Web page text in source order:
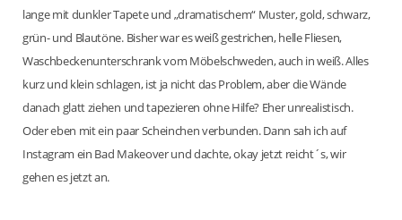
lange mit dunkler Tapete und „dramatischem“ Muster, gold, schwarz,
grün- und Blautöne. Bisher war es weiß gestrichen, helle Fliesen,
Waschbeckenunterschrank vom Möbelschweden, auch in weiß. Alles
kurz und klein schlagen, ist ja nicht das Problem, aber die Wände
danach glatt ziehen und tapezieren ohne Hilfe? Eher unrealistisch.
Oder eben mit ein paar Scheinchen verbunden. Dann sah ich auf
Instagram ein Bad Makeover und dachte, okay jetzt reicht´s, wir
gehen es jetzt an.